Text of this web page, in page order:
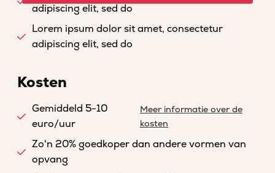
adipiscing elit, sed do
Lorem ipsum dolor sit amet, consectetur
adipiscing elit, sed do
Kosten
Gemiddeld 5-10
euro/uur
Meer informatie over de
kosten
Zo'n 20% goedkoper dan andere vormen van
opvang